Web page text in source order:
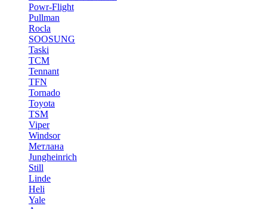
Powr-Flight
Pullman
Rocla
SOOSUNG
Taski
TCM
Tennant
TFN
Tornado
Toyota
TSM
Viper
Windsor
Метлана
Jungheinrich
Still
Linde
Heli
Yale